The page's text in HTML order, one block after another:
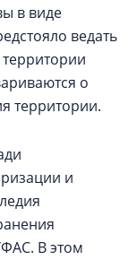
в виде
ведать
о
территории.
и
В этом